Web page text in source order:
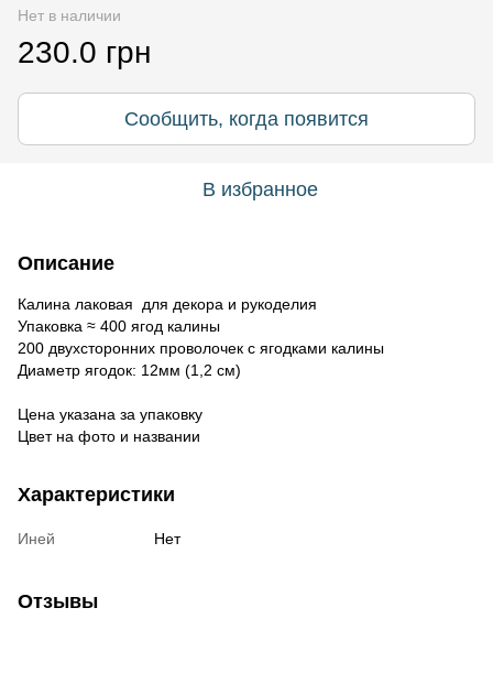
Нет в наличии
230.0 грн
Сообщить, когда появится
В избранное
Описание
Калина лаковая для декора и рукоделия
Упаковка ≈ 400 ягод калины
200 двухсторонних проволочек с ягодками калины
Диаметр ягодок: 12мм (1,2 см)
Цена указана за упаковку
Цвет на фото и названии
Характеристики
Иней Нет
Отзывы